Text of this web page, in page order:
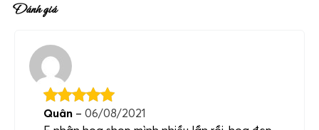
Đánh giá
Quân – 06/08/2021